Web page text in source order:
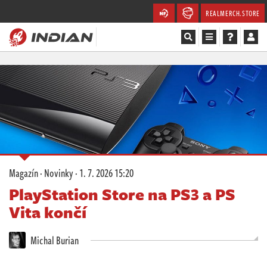
REALMERCH.STORE
Magazín
Recenze
Videa
Soutěže
Databáze
Komunita
Redakce
Magazín·Novinky·1. 7. 2026 15:20
PlayStation Store na PS3 a PS
Vita končí
Michal Burian